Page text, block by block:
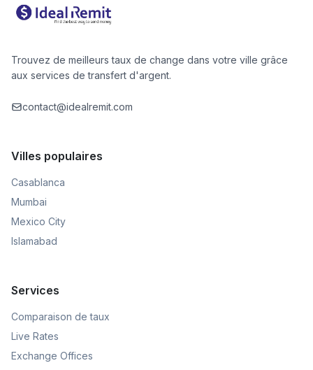
Trouvez de meilleurs taux de change dans votre ville grâce
aux services de transfert d'argent.
contact@idealremit.com
Villes populaires
Casablanca
Mumbai
Mexico City
Islamabad
Services
Comparaison de taux
Live Rates
Exchange Offices